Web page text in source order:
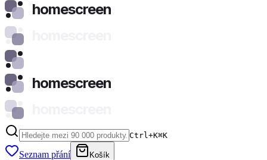
homescreen
homescreen
Ctrl+K⌘K
Seznam přání Košík